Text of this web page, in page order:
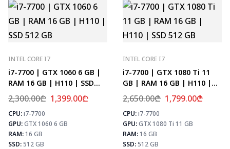
INTEL CORE I7
i7-7700 | GTX 1060 6 GB |
RAM 16 GB | H110 | SSD
512 GB
2,300.00₾ 1,399.00₾
CPU:i7-7700
GPU:GTX 1060 6 GB
RAM:16 GB
SSD:512 GB
⚡ MAX FPS
CS2
133
PUBG
78
Fortnite
92
INTEL CORE I7
i7-7700 | GTX 1080 Ti 11
GB | RAM 16 GB | H110 |
SSD 512 GB
2,650.00₾ 1,799.00₾
CPU:i7-7700
GPU:GTX 1080 Ti 11 GB
RAM:16 GB
SSD:512 GB